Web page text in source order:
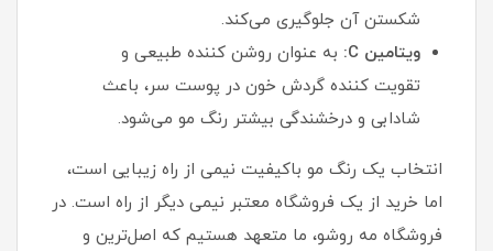
شکستن آن جلوگیری می‌کند.
ویتامین C:
به عنوان روشن کننده طبیعی و
تقویت کننده گردش خون در پوست سر، باعث
شادابی و درخشندگی بیشتر رنگ مو می‌شود.
انتخاب یک رنگ مو باکیفیت نیمی از راه زیبایی است،
اما خرید از یک فروشگاه معتبر نیمی دیگر از راه است. در
فروشگاه مه روشو، ما متعهد هستیم که اصل‌ترین و